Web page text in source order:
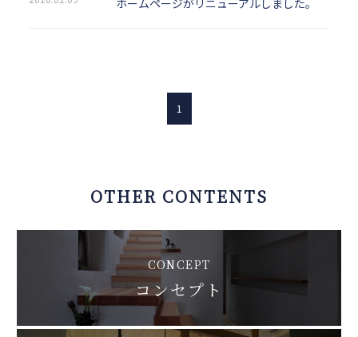
ホームページがリニューアルしました。
1
OTHER CONTENTS
CONCEPT
コンセプト